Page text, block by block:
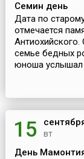
Семин день
Дата по
отмечается
семье бедных
юноша услышал
15 вт
День